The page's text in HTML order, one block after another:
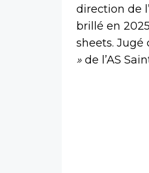
direction de
brillé en
sheets. Jugé
» de l’AS